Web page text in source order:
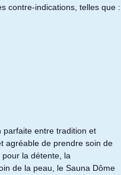
contre-indications, telles que :
parfaite entre tradition et
agréable de prendre soin de
la détente, la
de la peau, le Sauna Dôme